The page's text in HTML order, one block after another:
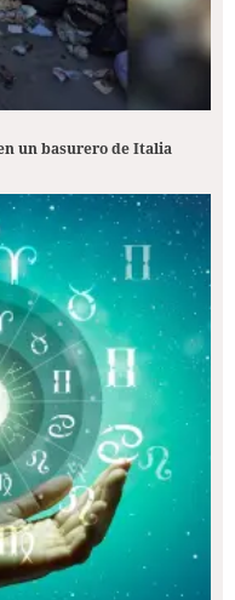
un basurero de Italia